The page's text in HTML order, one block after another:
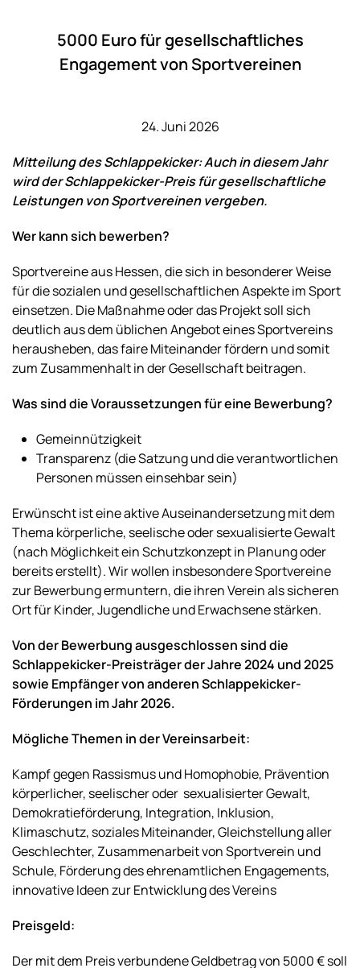
5000 Euro für gesellschaftliches
Engagement von Sportvereinen
24. Juni 2026
Mitteilung des Schlappekicker:Auch in diesem Jahr
wird der Schlappekicker-Preis für gesellschaftliche
Leistungen von Sportvereinen vergeben.
Wer kann sich bewerben?
Sportvereine aus Hessen, die sich in besonderer Weise
für die sozialen und gesellschaftlichen Aspekte im Sport
einsetzen. Die Maßnahme oder das Projekt soll sich
deutlich aus dem üblichen Angebot eines Sportvereins
herausheben, das faire Miteinander fördern und somit
zum Zusammenhalt in der Gesellschaft beitragen.
Was sind die Voraussetzungenfür eine Bewerbung?
Gemeinnützigkeit
Transparenz (die Satzung und die verantwortlichen
Personen müssen einsehbar sein)
Erwünscht ist eine aktive Auseinandersetzung mit dem
Thema körperliche, seelische oder sexualisierte Gewalt
(nach Möglichkeit ein Schutzkonzept in Planung oder
bereits erstellt). Wir wollen insbesondere Sportvereine
zur Bewerbung ermuntern, die ihren Verein als sicheren
Ort für Kinder, Jugendliche und Erwachsene stärken.
Von der Bewerbung ausgeschlossen sind die
Schlappekicker-Preisträger der Jahre 2024 und 2025
sowie Empfänger von anderen Schlappekicker-
Förderungen im Jahr 2026.
Mögliche Themen in der Vereinsarbeit:
Kampf gegen Rassismus und Homophobie, Prävention
körperlicher, seelischer oder sexualisierter Gewalt,
Demokratieförderung, Integration, Inklusion,
Klimaschutz, soziales Miteinander, Gleichstellung aller
Geschlechter, Zusammenarbeit von Sportverein und
Schule, Förderung des ehrenamtlichen Engagements,
innovative Ideen zur Entwicklung des Vereins
Preisgeld:
Der mit dem Preis verbundene Geldbetrag von 5000 € soll